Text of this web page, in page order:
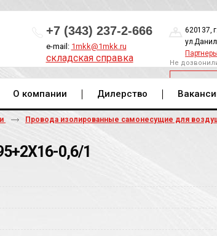
+7 (343) 237-2-666
e-mail: 1mkk@1mkk.ru
складская справка
620137,
Партнеры
Не
О компании Дилерство
Провода изолированные самонесущие для
0,6/1